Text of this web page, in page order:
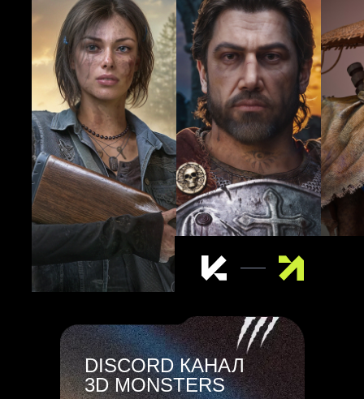
DISCORD КАНАЛ
3D MONSTERS